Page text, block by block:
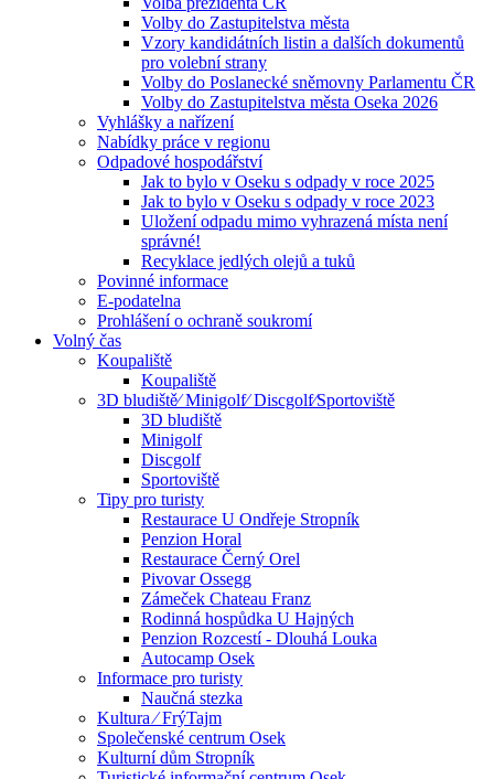
Volby do Zastupitelstva města
Vzory kandidátních listin a dalších dokumentů
pro volební strany
Volby do Poslanecké sněmovny Parlamentu ČR
Volby do Zastupitelstva města Oseka 2026
Vyhlášky a nařízení
Nabídky práce v regionu
Odpadové hospodářství
Jak to bylo v Oseku s odpady v roce 2025
Jak to bylo v Oseku s odpady v roce 2023
Uložení odpadu mimo vyhrazená místa není
správné!
Recyklace jedlých olejů a tuků
Povinné informace
E-podatelna
Prohlášení o ochraně soukromí
Volný čas
Koupaliště
Koupaliště
3D bludiště⁄ Minigolf⁄ Discgolf⁄Sportoviště
3D bludiště
Minigolf
Discgolf
Sportoviště
Tipy pro turisty
Restaurace U Ondřeje Stropník
Penzion Horal
Restaurace Černý Orel
Pivovar Ossegg
Zámeček Chateau Franz
Rodinná hospůdka U Hajných
Penzion Rozcestí - Dlouhá Louka
Autocamp Osek
Informace pro turisty
Naučná stezka
Kultura ⁄ FrýTajm
Společenské centrum Osek
Kulturní dům Stropník